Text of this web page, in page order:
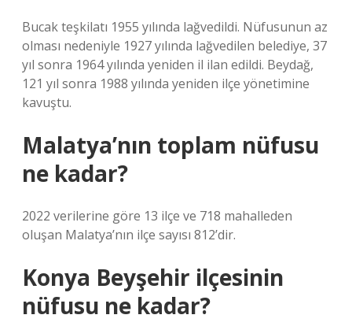
Bucak teşkilatı 1955 yılında lağvedildi. Nüfusunun az
olması nedeniyle 1927 yılında lağvedilen belediye, 37
yıl sonra 1964 yılında yeniden il ilan edildi. Beydağ,
121 yıl sonra 1988 yılında yeniden ilçe yönetimine
kavuştu.
Malatya’nın toplam nüfusu
ne kadar?
2022 verilerine göre 13 ilçe ve 718 mahalleden
oluşan Malatya’nın ilçe sayısı 812’dir.
Konya Beyşehir ilçesinin
nüfusu ne kadar?